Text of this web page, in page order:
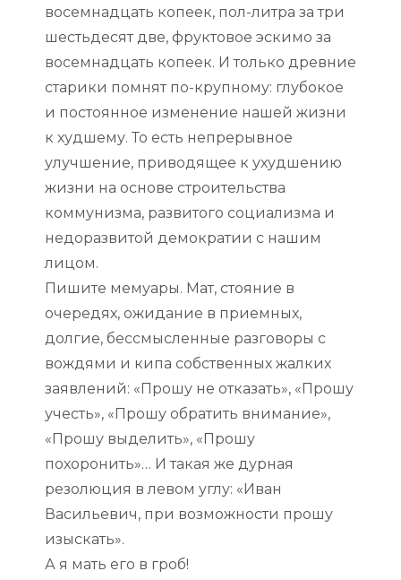
восемнадцать копеек, пол-литра за три
шестьдесят две, фруктовое эскимо за
восемнадцать копеек. И только древние
старики помнят по-крупному: глубокое
и постоянное изменение нашей жизни
к худшему. То есть непрерывное
улучшение, приводящее к ухудшению
жизни на основе строительства
коммунизма, развитого социализма и
недоразвитой демократии с нашим
лицом.
Пишите мемуары. Мат, стояние в
очередях, ожидание в приемных,
долгие, бессмысленные разговоры с
вождями и кипа собственных жалких
заявлений: «Прошу не отказать», «Прошу
учесть», «Прошу обратить внимание»,
«Прошу выделить», «Прошу
похоронить»… И такая же дурная
резолюция в левом углу: «Иван
Васильевич, при возможности прошу
изыскать».
А я мать его в гроб!